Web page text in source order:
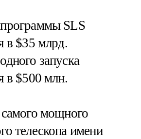
SLS
в $35 млрд.
запуска
в $500 млн.
самого мощного
телескопа имени